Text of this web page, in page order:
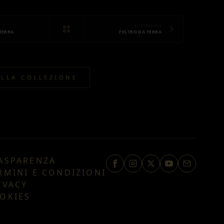
FELTRO DA TERRA
COLLEZIONE
E CONDIZIONI